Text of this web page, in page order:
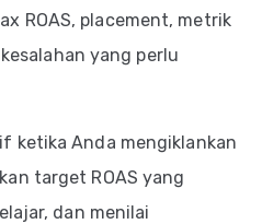
ROAS, placement, metrik
yang perlu
ketika Anda mengiklankan
target ROAS yang
dan menilai